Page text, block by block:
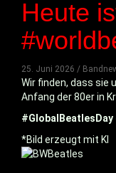
Heute
25. Juni 2026 /
Wir finden, dass sie
Anfang der 80er in
*Bild erzeugt mit KI